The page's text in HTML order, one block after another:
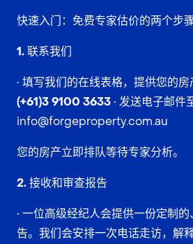
快速入门：免费专家估价的两个步
1. 联系我们
• 填写我们的在线表格，提供您的房
(+61)3 9100 3633 • 发送电子邮件
info@forgeproperty.com.au
您的房产立即排队等待专家分析。
2. 接收和审查报告
• 一位高级经纪人会提供一份定制
告。我们会安排一次电话走访，解